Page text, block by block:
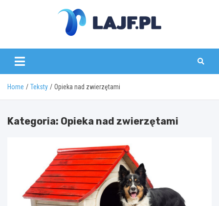
lajf.pl
Home Teksty Opieka nad zwierzętami
Kategoria: Opieka nad zwierzętami